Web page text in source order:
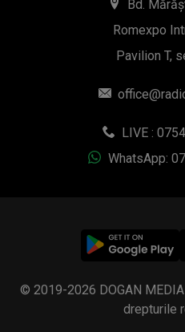
WhatsApp:
© 2019-2026 DOGAN
drepturile